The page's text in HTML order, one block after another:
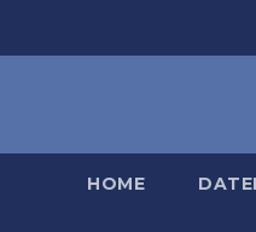
Inhalt
HOME